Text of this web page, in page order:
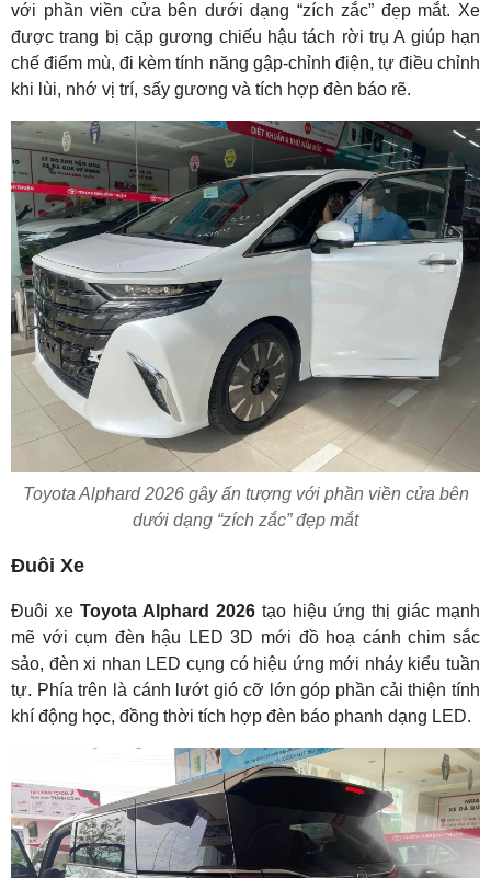
với phần viền cửa bên dưới dạng “zích zắc” đẹp mắt. Xe
được trang bị cặp gương chiếu hậu tách rời trụ A giúp hạn
chế điểm mù, đi kèm tính năng gập-chỉnh điện, tự điều chỉnh
khi lùi, nhớ vị trí, sấy gương và tích hợp đèn báo rẽ.
Toyota Alphard 2026 gây ấn tượng với phần viền cửa bên
dưới dạng “zích zắc” đẹp mắt
Đuôi Xe
Đuôi xe Toyota Alphard 2026 tạo hiệu ứng thị giác mạnh
mẽ với cụm đèn hậu LED 3D mới đồ hoạ cánh chim sắc
sảo, đèn xi nhan LED cụng có hiệu ứng mới nháy kiểu tuần
tự. Phía trên là cánh lướt gió cỡ lớn góp phần cải thiện tính
khí động học, đồng thời tích hợp đèn báo phanh dạng LED.